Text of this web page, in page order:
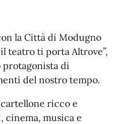
la Città di Modugno
teatro ti porta Altrove”,
protagonista di
del nostro tempo.
ricco e
musica e